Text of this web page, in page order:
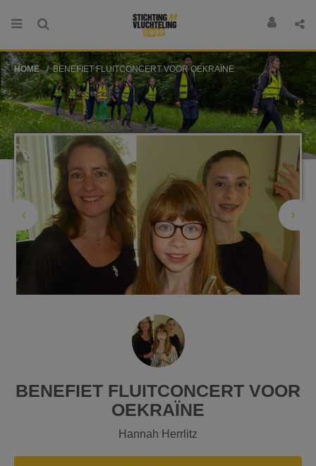
HOME BENEFIET FLUITCONCERT VOOR OEKRAÏNE
BENEFIET FLUITCONCERT VOOR
OEKRAÏNE
Hannah Herrlitz